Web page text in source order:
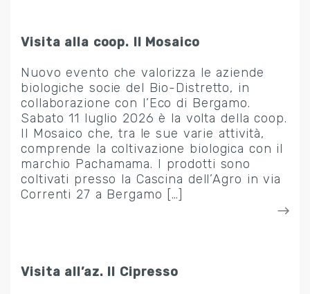
Visita alla coop. Il Mosaico
Nuovo evento che valorizza le aziende
biologiche socie del Bio-Distretto, in
collaborazione con l’Eco di Bergamo.
Sabato 11 luglio 2026 è la volta della coop.
Il Mosaico che, tra le sue varie attività,
comprende la coltivazione biologica con il
marchio Pachamama. I prodotti sono
coltivati presso la Cascina dell’Agro in via
Correnti 27 a Bergamo […]
Visita all’az. Il Cipresso